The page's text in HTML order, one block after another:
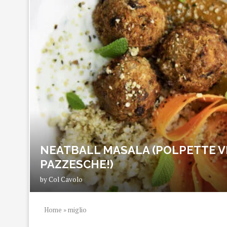
NEATBALL MASALA (POLPETTE
PAZZESCHE!)
byCol Cavolo
Home »miglio